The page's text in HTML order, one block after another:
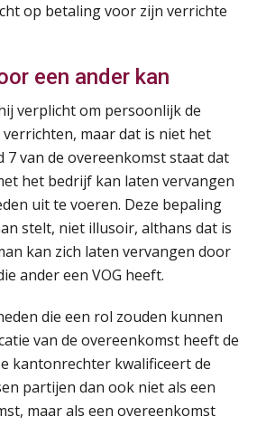
op betaling voor zijn verrichte
een ander kan
verplicht om persoonlijk de
maar dat is niet het
7 van de overeenkomst staat dat
het bedrijf kan laten vervangen
uit te voeren. Deze bepaling
stelt, niet illusoir, althans dat is
kan zich laten vervangen door
ander een VOG heeft.
die een rol zouden kunnen
van de overeenkomst heeft de
kantonrechter kwalificeert de
partijen dan ook niet als een
maar als een overeenkomst